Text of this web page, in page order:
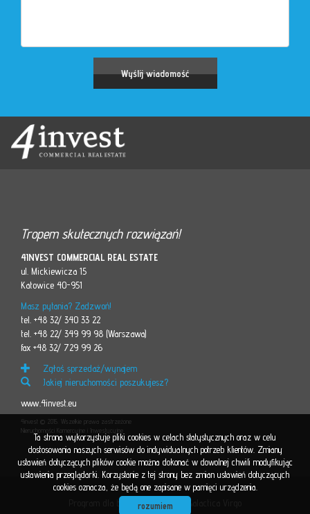
Tropem skutecznych rozwiązań!
4INVEST COMMERCIAL REAL ESTATE
ul. Mickiewicza 15
Katowice 40-951
Masz pytania? Zadzwoń!
tel. +48 32/ 340 33 22
tel. +48 22/ 349 99 98 (Warszawa)
fax +48 32/ 729 99 26
Zgłoś sprzedaż/wynajem
Jakiej nieruchomości poszukujesz?
www.4invest.eu
4invest © 2015. Wszelkie prawa zastrzeżone
Nieruchomości Komercyjne i Inwestycyjne
Program dla biur nieruchomości
Ta strona wykorzystuje pliki cookies w celach statystycznych oraz w celu
dostosowania naszych serwisów do indywidualnych potrzeb klientów. Zmiany
ustawień dotyczących plików cookie można dokonać w dowolnej chwili modyfikując
ustawienia przeglądarki. Korzystanie z tej strony bez zmian ustawień dotyczących
cookies oznacza, że będą one zapisane w pamięci urządzenia.
rozumiem